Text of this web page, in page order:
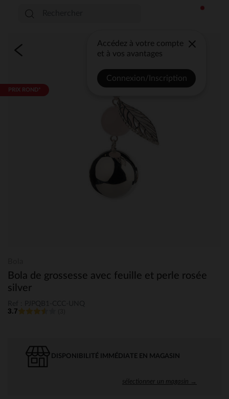
Accédez à votre compte
et à vos avantages
Connexion/Inscription
PRIX ROND*
Bola de grossesse avec feuille et perle rosée
silver
3.7
DISPONIBILITÉ IMMÉDIATE EN MAGASIN
sélectionner un magasin →